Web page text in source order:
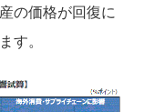
の価格が回復に
す。